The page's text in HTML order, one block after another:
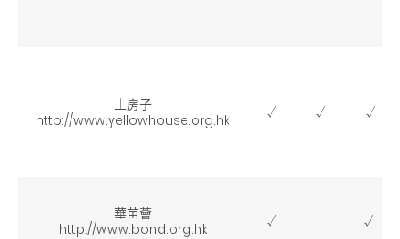
土房子
http://www.yellowhouse.org.hk
√ √ √
華苗薈
http://www.bond.org.hk
√ √